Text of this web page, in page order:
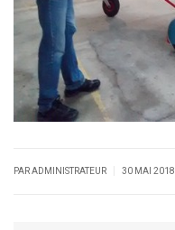
PAR ADMINISTRATEUR 30 MAI 2018